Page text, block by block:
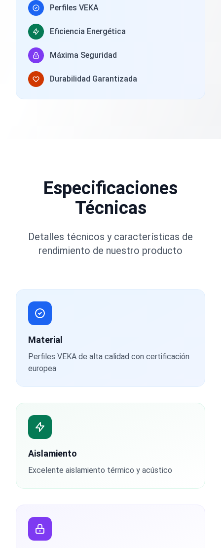
Perfiles VEKA
Eficiencia Energética
Máxima Seguridad
Durabilidad Garantizada
Especificaciones
Técnicas
Detalles técnicos y características de
rendimiento de nuestro producto
Material
Perfiles VEKA de alta calidad con certificación
europea
Aislamiento
Excelente aislamiento térmico y acústico